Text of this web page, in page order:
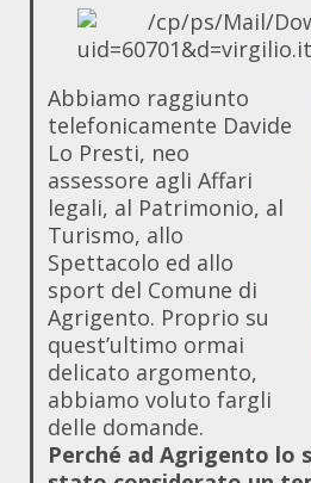
Abbiamo raggiunto
telefonicamente Davide
Lo Presti, neo
assessore agli Affari
legali, al Patrimonio, al
Turismo, allo
Spettacolo ed allo
sport del Comune di
Agrigento. Proprio su
quest’ultimo ormai
delicato argomento,
abbiamo voluto fargli
delle domande.
Perché ad Agrigento lo